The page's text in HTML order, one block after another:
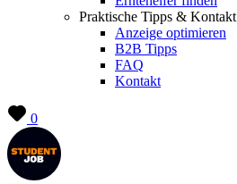
Praktische Tipps & Kontakt
Anzeige optimieren
B2B Tipps
FAQ
Kontakt
0